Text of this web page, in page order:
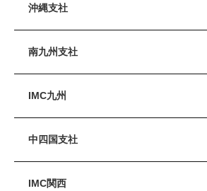
沖縄支社
南九州支社
IMC九州
中四国支社
IMC関西